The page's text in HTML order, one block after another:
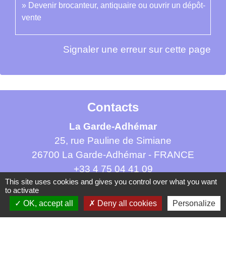
Devenir brocanteur, antiquaire ou ouvrir un dépôt-
vente
Signaler une erreur sur cette page
Contacts
La Garde-Adhémar
25, rue Pauline de Simiane
26700 La Garde-Adhémar - FRANCE
+33 4 75 04 41 09
Contact par formulaire
This site uses cookies and gives you control over what you want
to activate
OK, accept all
Deny all cookies Personalize